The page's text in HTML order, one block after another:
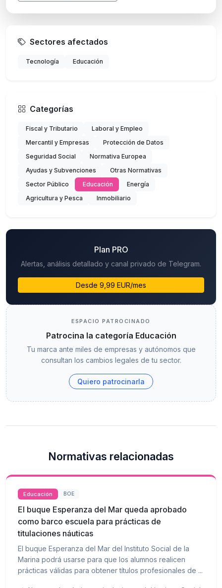
Sectores afectados
Tecnología Educación
Categorías
Fiscal y Tributario
Laboral y Empleo
Mercantil y Empresas
Protección de Datos
Seguridad Social
Normativa Europea
Ayudas y Subvenciones
Otras Normativas
Sector Público
Educación
Energía
Agricultura y Pesca
Inmobiliario
Plan PRO
Alertas, análisis detallado y canal privado de Telegram.
Desde 9,99 EUR/mes
ESPACIO PATROCINADO
Patrocina la categoría Educación
Tu marca ante miles de empresas y autónomos que
consultan los cambios legales de tu sector.
Quiero patrocinarla
Normativas relacionadas
Educación BOE
El buque Esperanza del Mar queda aprobado
como barco escuela para prácticas de
titulaciones náuticas
El buque Esperanza del Mar del Instituto Social de la
Marina podrá usarse para que los alumnos realicen
prácticas válidas para obtener títulos profesionales de ...